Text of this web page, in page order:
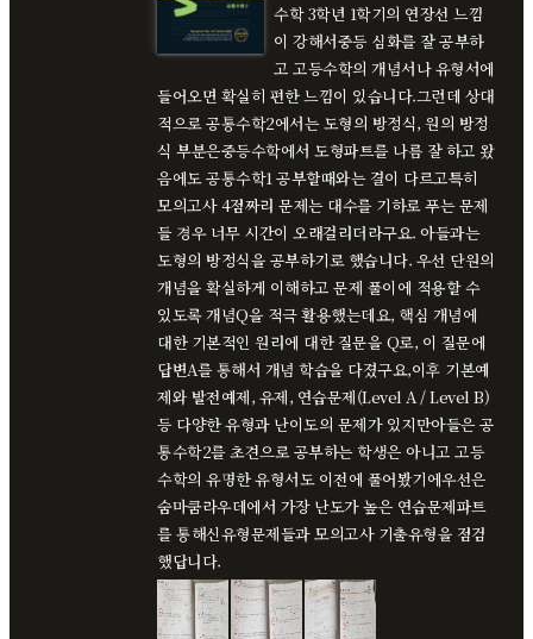
수학 3학년 1학기의 연장선 느낌
이 강해서중등 심화를 잘 공부하
고 고등수학의 개념서나 유형서에
들어오면 확실히 편한 느낌이 있습니다.그런데 상대
적으로 공통수학2에서는 도형의 방정식, 원의 방정
식 부분은중등수학에서 도형파트를 나름 잘 하고 왔
음에도 공통수학1 공부할때와는 결이 다르고특히
모의고사 4점짜리 문제는 대수를 기하로 푸는 문제
들 경우 너무 시간이 오래걸리더라구요. 아들과는
도형의 방정식을 공부하기로 했습니다. 우선 단원의
개념을 확실하게 이해하고 문제 풀이에 적용할 수
있도록 개념Q을 적극 활용했는데요, 핵심 개념에
대한 기본적인 원리에 대한 질문을 Q로, 이 질문에
답변A를 통해서 개념 학습을 다졌구요,이후 기본예
제와 발전예제, 유제, 연습문제(Level A / Level B)
등 다양한 유형과 난이도의 문제가 있지만아들은 공
통수학2를 초견으로 공부하는 학생은 아니고 고등
수학의 유명한 유형서도 이전에 풀어봤기에우선은
숨마쿰라우데에서 가장 난도가 높은 연습문제파트
를 통해신유형문제들과 모의고사 기출유형을 점검
했답니다.